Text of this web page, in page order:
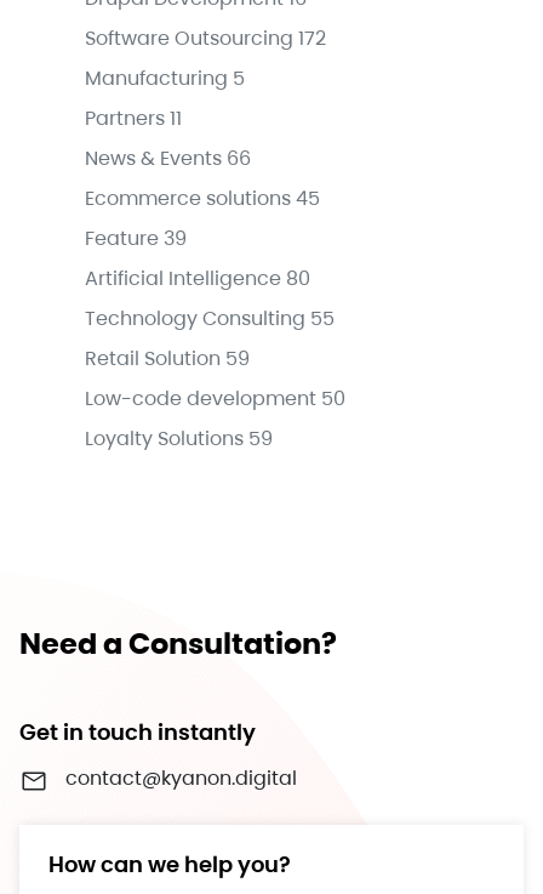
Software Outsourcing 172
Manufacturing 5
Partners11
News & Events 66
Ecommerce solutions45
Feature 39
Artificial Intelligence 80
Technology Consulting 55
Retail Solution 59
Low-code development 50
Loyalty Solutions 59
Need a Consultation?
Get in touch instantly
contact@kyanon.digital
How can we help you?